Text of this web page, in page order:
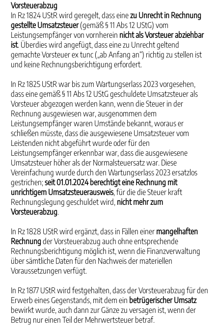
Vorsteuerabzug
In Rz 1824 UStR wird geregelt, dass einezu Unrecht in Rechnung
gestellte Umsatzsteuer(gemäß § 11 Abs 12 UStG) vom
Leistungsempfänger von vornherein nicht als Vorsteuer abziehbar
ist. Überdies wird angefügt, dass eine zu Unrecht geltend
gemachte Vorsteuer ex tunc („ab Anfang an“) richtig zu stellen ist
und keine Rechnungsberichtigung erfordert.
In Rz 1825 UStR war bis zum Wartungserlass 2023 vorgesehen,
dass eine gemäß § 11 Abs 12 UStG geschuldete Umsatzsteuer als
Vorsteuer abgezogen werden kann, wenn die Steuer in der
Rechnung ausgewiesen war, ausgenommen dem
Leistungsempfänger waren Umstände bekannt, woraus er
schließen müsste, dass die ausgewiesene Umsatzsteuer vom
Leistenden nicht abgeführt wurde oder für den
Leistungsempfänger erkennbar war, dass die ausgewiesene
Umsatzsteuer höher als der Normalsteuersatz war. Diese
Vereinfachung wurde durch den Wartungserlass 2023 ersatzlos
gestrichen;seit 01.01.2024 berechtigt eine Rechnung mit
unrichtigem Umsatzsteuerausweis, für die die Steuer kraft
Rechnungslegung geschuldet wird, nicht mehr zum
Vorsteuerabzug.
In Rz 1828 UStR wird ergänzt, dass in Fällen einer mangelhaften
Rechnungder Vorsteuerabzug auch ohne entsprechende
Rechnungsberichtigung möglich ist, wenn die Finanzverwaltung
über sämtliche Daten für den Nachweis der materiellen
Voraussetzungen verfügt.
In Rz 1877 UStR wird festgehalten, dass der Vorsteuerabzug für den
Erwerb eines Gegenstands, mit dem ein betrügerischer Umsatz
bewirkt wurde, auch dann zur Gänze zu versagen ist, wenn der
Betrug nur einen Teil der Mehrwertsteuer betraf.